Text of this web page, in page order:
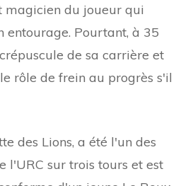
magicien du joueur qui
entourage. Pourtant, à 35
de sa carrière et
rôle de frein au progrès s'il
des Lions, a été l'un des
l'URC sur trois tours et est